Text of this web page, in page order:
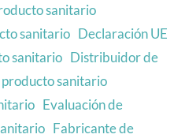
sanitario
sanitario Declaración UE
sanitario Distribuidor de
sanitario
Evaluación de
Fabricante de